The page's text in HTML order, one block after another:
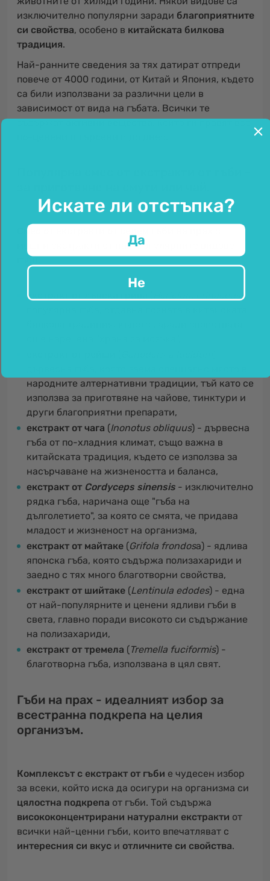
изключително популярни заради благоприятните
си свойства, особено в китайската билкова
традиция.
Най-ранните сведения за тях датират отпреди
повече от 4000 години, от Китай и Япония, където
са били използвани за различни цели в
зависимост от вида на гъбата. Всички те
съдържатактивни вещества, които ги правят все
Смес от екстракти от седем гъби на прах
мощни екстракти от най-популярните видове
гъби:
екстракт от лъвска грива
) -
народните алтернативни традиции, тъй като се
използва за приготвяне на чайове, тинктури и
други благоприятни препарати,
екстракт от чага (Inonotus obliquus) - дървесна
гъба от по-хладния климат, също важна в
китайската традиция, където се използва за
насърчаване на жизнеността и баланса,
екстракт от Cordyceps sinensis - изключително
рядка гъба, наричана още "гъба на
дълголетието", за която се смята, че придава
младост и жизненост на организма,
екстракт от майтаке (Grifola frondosa) - ядлива
японска гъба, която съдържа полизахариди и
заедно с тях много благотворни свойства,
екстракт от шийтаке (Lentinula edodes) - една
от най-популярните и ценени ядливи гъби в
света, главно поради високото си съдържание
на полизахариди,
екстракт от тремела (Tremella fuciformis) -
благотворна гъба, използвана в цял свят.
Гъби на прах - идеалният избор за
всестранна подкрепа на целия
организъм.
Комплексът с екстракт от гъби е чудесен избор
за всеки, който иска да осигури на организма си
цялостна подкрепа от гъби. Той съдържа
висококонцентрирани натурални екстракти от
всички най-ценни гъби, които впечатляват с
интересния си вкус и отличните си свойства.
Искате ли отстъпка?
Да
Не